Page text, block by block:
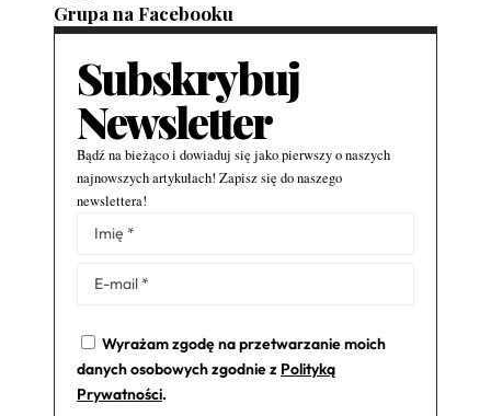
Grupa na Facebooku
Subskrybuj
Newsletter
Bądź na bieżąco i dowiaduj się jako pierwszy o naszych
najnowszych artykułach! Zapisz się do naszego
newslettera!
Wyrażam zgodę na przetwarzanie moich
danych osobowych zgodnie z Polityką
Prywatności.
Alternative: